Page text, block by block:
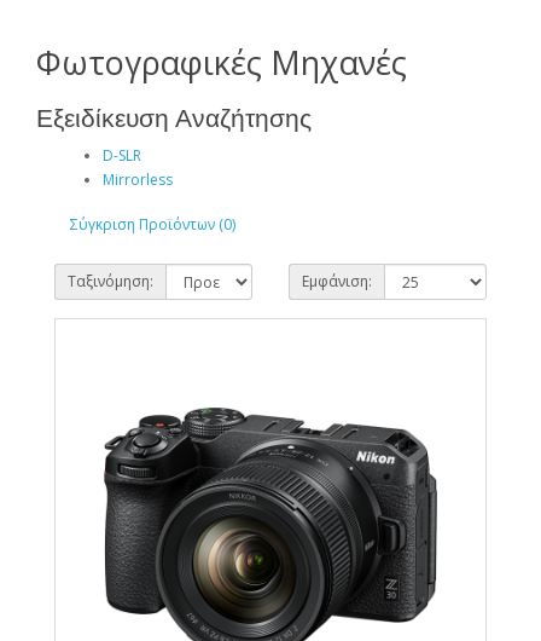
Φωτογραφικές Μηχανές
Εξειδίκευση Αναζήτησης
D-SLR
Mirrorless
Σύγκριση Προϊόντων (0)
Ταξινόμηση: Εμφάνιση: